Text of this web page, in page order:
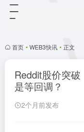
首页 • WEB3快讯 • 正文
Reddit股价突
是等回调？
2个月前发布